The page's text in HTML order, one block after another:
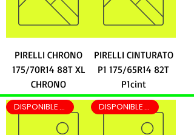
PIRELLI CHRONO
175/70R14 88T XL
CHRONO
PIRELLI CINTURATO
P1 175/65R14 82T
P1cint
DISPONIBLE LEON DIA SIGUIENTE DISPONIBLE LEON DIA SIGUIENTE